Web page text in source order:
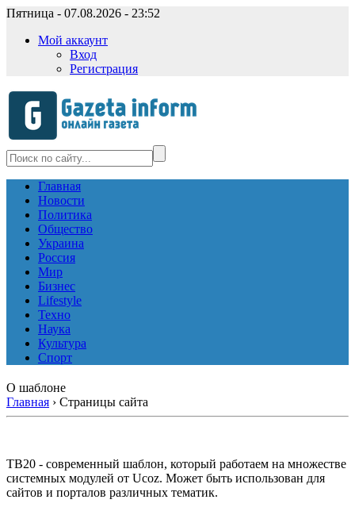
Пятница - 07.08.2026 - 23:52
Мой аккаунт
Вход
Регистрация
Главная
Новости
Политика
Общество
Украина
Россия
Мир
Бизнес
Lifestyle
Техно
Наука
Культура
Спорт
О шаблоне
Главная › Страницы сайта
TB20 - современный шаблон, который работаем на множестве
системных модулей от Ucoz. Может быть использован для
сайтов и порталов различных тематик.